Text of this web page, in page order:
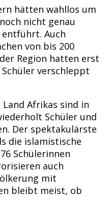
hätten wahllos um
nicht genau
Auch
von bis 200
Region hatten erst
verschleppt
Afrikas sind in
Schüler und
Der spektakulärste
die islamistische
Schülerinnen
auch
mit
bleibt meist, ob